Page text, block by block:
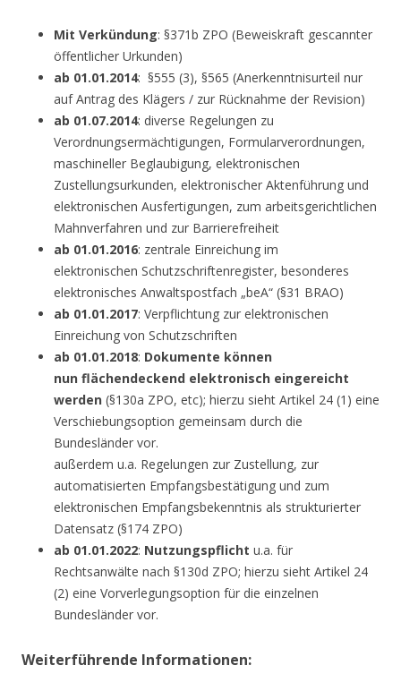
Mit Verkündung: §371b ZPO (Beweiskraft gescannter
öffentlicher Urkunden)
ab 01.01.2014: §555 (3), §565 (Anerkenntnisurteil nur
auf Antrag des Klägers / zur Rücknahme der Revision)
ab 01.07.2014: diverse Regelungen zu
Verordnungsermächtigungen, Formularverordnungen,
maschineller Beglaubigung, elektronischen
Zustellungsurkunden, elektronischer Aktenführung und
elektronischen Ausfertigungen, zum arbeitsgerichtlichen
Mahnverfahren und zur Barrierefreiheit
ab 01.01.2016: zentrale Einreichung im
elektronischen Schutzschriftenregister, besonderes
elektronisches Anwaltspostfach „beA“ (§31 BRAO)
ab 01.01.2017: Verpflichtung zur elektronischen
Einreichung von Schutzschriften
ab 01.01.2018: Dokumente können
nun flächendeckend elektronisch eingereicht
werden (§130a ZPO, etc); hierzu sieht Artikel 24 (1) eine
Verschiebungsoption gemeinsam durch die
Bundesländer vor.
außerdem u.a. Regelungen zur Zustellung, zur
automatisierten Empfangsbestätigung und zum
elektronischen Empfangsbekenntnis als strukturierter
Datensatz (§174 ZPO)
ab 01.01.2022: Nutzungspflicht u.a. für
Rechtsanwälte nach §130d ZPO; hierzu sieht Artikel 24
(2) eine Vorverlegungsoption für die einzelnen
Bundesländer vor.
Weiterführende Informationen: